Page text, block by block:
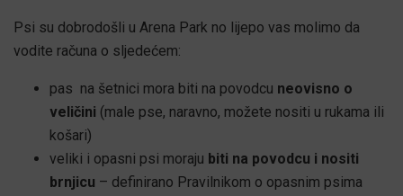
Psi su dobrodošli u Arena Park no lijepo vas molimo da
vodite računa o sljedećem:
pas na šetnici mora biti na povodcu neovisno o
veličini (male pse, naravno, možete nositi u rukama ili
košari)
veliki i opasni psi moraju biti na povodcu i nositi
brnjicu – definirano Pravilnikom o opasnim psima